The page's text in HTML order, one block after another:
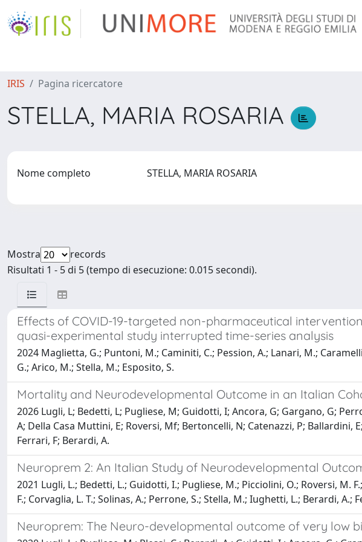
IRIS Pagina ricercatore
STELLA, MARIA ROSARIA
Nome completo STELLA, MARIA ROSARIA
Mostra
records
Risultati 1 - 5 di 5 (tempo di esecuzione: 0.015 secondi).
Effects of COVID-19-targeted non-pharmaceutical
quasi-experimental study interrupted time-series analysis
2024 Maglietta, G.; Puntoni, M.; Caminiti, C.; Pession, A.; Lanari, M.;
G.; Arico, M.; Stella, M.; Esposito, S.
Mortality and Neurodevelopmental Outcome in an Italian
2026 Lugli, L; Bedetti, L; Pugliese, M; Guidotti, I; Ancora, G; Gargano, G;
A; Della Casa Muttini, E; Roversi, Mf; Bertoncelli, N; Catenazzi, P; Ballardini,
Ferrari, F; Berardi, A.
Neuroprem 2: An Italian Study of Neurodevelopmental
2021 Lugli, L.; Bedetti, L.; Guidotti, I.; Pugliese, M.; Picciolini, O.; Roversi, M.
F.; Corvaglia, L. T.; Solinas, A.; Perrone, S.; Stella, M.; Iughetti, L.; Berardi, A.;
Neuroprem: The Neuro-developmental outcome of very low